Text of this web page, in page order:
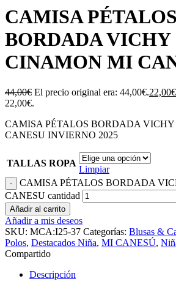
CAMISA PÉTALOS
BORDADA VICHY
CINAMON MI
44,00€ El precio original era: 44,00€.22,00€
22,00€.
CAMISA PÉTALOS BORDADA
CANESU INVIERNO 2025
TALLAS ROPA
Limpiar
CAMISA PÉTALOS BORDADA
CANESU cantidad
Añadir al carrito
Añadir a mis deseos
SKU: MCA:I25-37 Categorías: Blusas &
Polos, Destacados Niña, MI CANESÚ,
Compartido
Descripción